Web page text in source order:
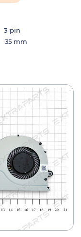
3-pin
35 mm